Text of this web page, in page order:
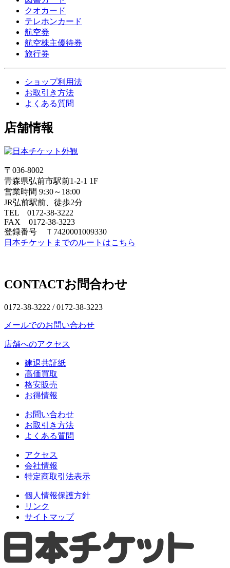
クオカード
テレホンカード
航空券
航空株主優待券
旅行券
ショップ利用法
お取引き方法
よくある質問
店舗情報
〒036-8002
青森県弘前市駅前1-2-1 1F
営業時間 9:30～18:00
JR弘前駅前、徒歩2分
TEL 0172-38-3222
FAX 0172-38-3223
登録番号 Ｔ7420001009330
日本チケットまでのルートはこちら
CONTACTお問合わせ
0172-38-3222 /0172-38-3223
メールでのお問い合わせ
店舗へのアクセス
建退共証紙
高価買取
格安販売
お得情報
お問い合わせ
お取引き方法
よくある質問
アクセス
会社情報
特定商取引法表示
個人情報保護方針
リンク
サイトマップ